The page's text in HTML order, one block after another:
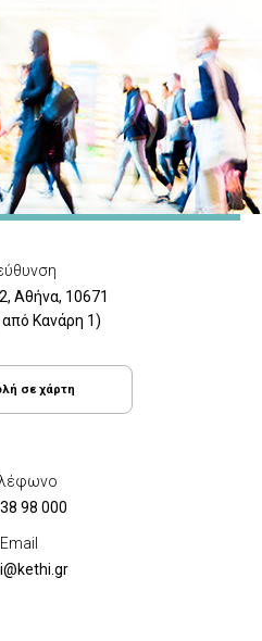
Αθήνα, 10671
Κανάρη 1)
σε χάρτη
98 000
Email